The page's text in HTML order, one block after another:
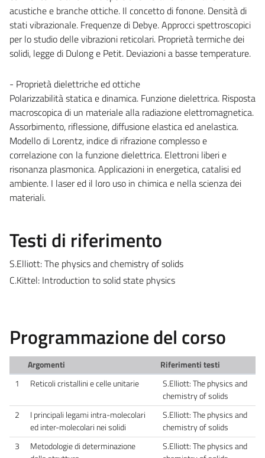
acustiche e branche ottiche. Il concetto di fonone. Densità di
stati vibrazionale. Frequenze di Debye. Approcci spettroscopici
per lo studio delle vibrazioni reticolari. Proprietà termiche dei
solidi, legge di Dulong e Petit. Deviazioni a basse temperature.
- Proprietà dielettriche ed ottiche
Polarizzabilità statica e dinamica. Funzione dielettrica. Risposta
macroscopica di un materiale alla radiazione elettromagnetica.
Assorbimento, riflessione, diffusione elastica ed anelastica.
Modello di Lorentz, indice di rifrazione complesso e
correlazione con la funzione dielettrica. Elettroni liberi e
risonanza plasmonica. Applicazioni in energetica, catalisi ed
ambiente. I laser ed il loro uso in chimica e nella scienza dei
materiali.
Testi di riferimento
S.Elliott: The physics and chemistry of solids
C.Kittel: Introduction to solid state physics
Programmazione del corso
Argomenti
Riferimenti testi
1
Reticoli cristallini e celle unitarie
S.Elliott: The physics and
chemistry of solids
2
I principali legami intra-molecolari
ed inter-molecolari nei solidi
S.Elliott: The physics and
chemistry of solids
3
Metodologie di determinazione
S.Elliott: The physics and